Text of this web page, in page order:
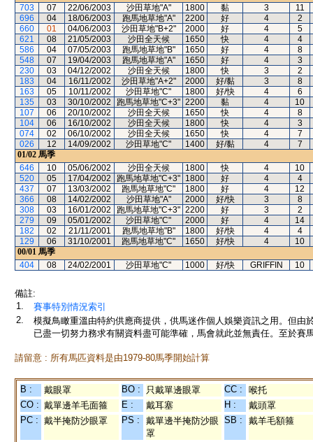
703
07 22/06/2003 沙田草地"A" 1800 黏 3
11
696
04 18/06/2003 跑馬地草地"A" 2200 好 4
2
660
01 04/06/2003 沙田草地"B+2" 2000 好 4
5
621
08 21/05/2003 沙田全天候 1650 快 4
4
586
04 07/05/2003 跑馬地草地"B" 1650 好 4
8
548
07 19/04/2003 跑馬地草地"A" 1650 好 4
3
230
03 04/12/2002 沙田全天候 1800 快 3
2
183
04 16/11/2002 沙田草地"A+2" 2000 好/黏 3
8
163
05 10/11/2002 沙田草地"C" 1800 好/快 4
6
135
03 30/10/2002 跑馬地草地"C+3" 2200 黏 4
10
107
06 20/10/2002 沙田全天候 1650 快 4
8
104
06 16/10/2002 沙田全天候 1800 快 4
3
074
02 06/10/2002 沙田全天候 1650 快 4
7
026
12 14/09/2002 沙田草地"C" 1400 好/黏 4
7
01/02 馬季
646
10 05/06/2002 沙田全天候 1800 快 4
10
520
05 17/04/2002 跑馬地草地"C+3" 1800 好 4
4
437
07 13/03/2002 跑馬地草地"C" 1800 好 4
12
366
08 14/02/2002 沙田草地"A" 2000 好/快 3
8
308
03 16/01/2002 跑馬地草地"C+3" 2200 好 3
2
279
09 05/01/2002 沙田草地"C" 2000 好 4
14
182
02 21/11/2001 跑馬地草地"B" 1800 好/快 4
4
129
06 31/10/2001 跑馬地草地"C" 1650 好/快 4
10
00/01 馬季
404
08 24/02/2001 沙田草地"C" 1000 好/快 GRIFFIN 10
備註:
1.
賽事特別情況索引
2.
模擬鳥瞰重溫由特約供應商提供，供馬迷作個人娛樂資訊之用。但
已盡一切努力務求有關資料盡可能準確，馬會就此並無責任。至於賽
請留意 : 所有馬匹資料是由1979-80馬季開始計算
B : 戴眼罩 BO : 只戴單邊眼罩 CC :
喉托
CO : 戴單邊羊毛面箍 E : 戴耳塞 H :
戴頭罩
PC : 戴半掩防沙眼罩 PS :
戴單邊半掩防沙眼
罩
SB : 戴羊毛額箍